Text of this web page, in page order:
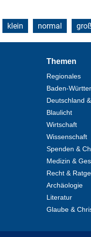
klein normal
Themen
Regionales
Baden-
Deutschland
Blaulicht
Wirtschaft
Wissenschaft
Spenden &
Medizin &
Recht &
Archäologie
Literatur
Glaube &